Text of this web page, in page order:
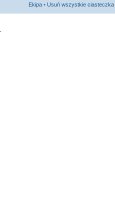
Ekipa • Usuń wszystkie ciasteczka